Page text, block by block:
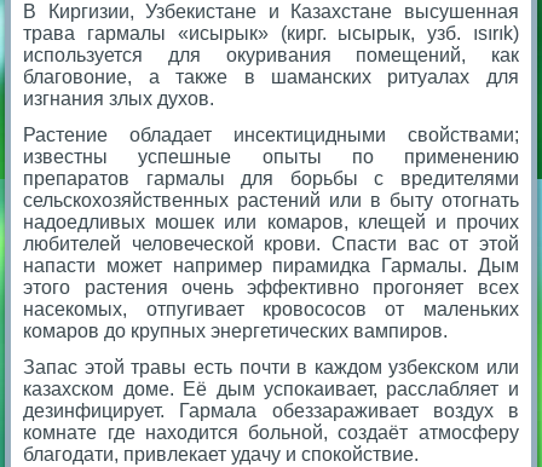
В Киргизии, Узбекистане и Казахстане высушенная
трава гармалы «исырык» (кирг. ысырык, узб. ısırık)
используется для окуривания помещений, как
благовоние, а также в шаманских ритуалах для
изгнания злых духов.
Растение обладает инсектицидными свойствами;
известны успешные опыты по применению
препаратов гармалы для борьбы с вредителями
сельскохозяйственных растений или в быту отогнать
надоедливых мошек или комаров, клещей и прочих
любителей человеческой крови. Спасти вас от этой
напасти может например пирамидка Гармалы. Дым
этого растения очень эффективно прогоняет всех
насекомых, отпугивает кровососов от маленьких
комаров до крупных энергетических вампиров.
Запас этой травы есть почти в каждом узбекском или
казахском доме. Её дым успокаивает, расслабляет и
дезинфицирует. Гармала обеззараживает воздух в
комнате где находится больной, создаёт атмосферу
благодати, привлекает удачу и спокойствие.